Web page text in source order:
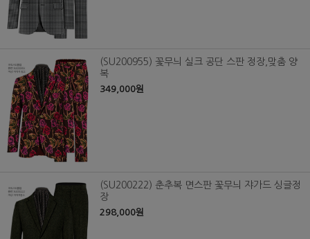
(SU200955) 꽃무늬 실크 공단 스판 정장,맞춤 양
복
349,000원
(SU200222) 춘추복 면스판 꽃무늬 쟈가드 싱글정
장
298,000원